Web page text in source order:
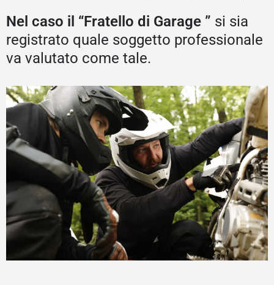
Nel caso il “Fratello di Garage ” si sia
registrato quale soggetto professionale
va valutato come tale.